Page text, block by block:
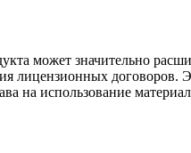
может значительно
лицензионных договоров.
на использование